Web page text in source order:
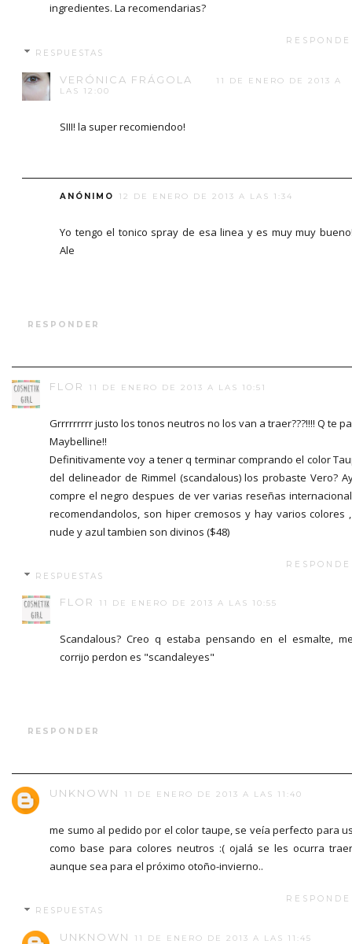
ingredientes. La recomendarias?
RESPUESTAS
VERÓNICA FRÁGOLA
11 DE ENERO DE 2013 A
LAS 12:00
SIII! la super recomiendoo!
ANÓNIMO 12 DE ENERO DE 2013 A LAS 1:34
Yo tengo el tonico spray de esa linea y es muy muy
Ale
RESPONDER
FLOR 11 DE ENERO DE 2013 A LAS 10:51
Grrrrrrrrr justo los tonos neutros no los van a traer???!!!! Q te
Maybelline!!
Definitivamente voy a tener q terminar comprando el color
del delineador de Rimmel (scandalous) los probaste Vero?
compre el negro despues de ver varias reseñas
recomendandolos, son hiper cremosos y hay varios colores
nude y azul tambien son divinos ($48)
RESPUESTAS
FLOR 11 DE ENERO DE 2013 A LAS 10:55
Scandalous? Creo q estaba pensando en el esmalte,
corrijo perdon es "scandaleyes"
RESPONDER
UNKNOWN 11 DE ENERO DE 2013 A LAS 11:40
me sumo al pedido por el color taupe, se veía perfecto para
como base para colores neutros :( ojalá se les ocurra
aunque sea para el próximo otoño-invierno..
RESPUESTAS
UNKNOWN 11 DE ENERO DE 2013 A LAS 11:45